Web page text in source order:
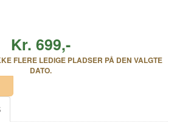
Kr. 699,-
FLERE LEDIGE PLADSER PÅ DEN VALGTE
DATO.